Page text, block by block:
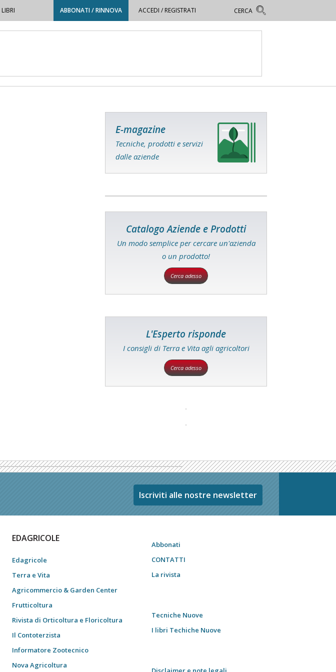
LIBRI ABBONATI / RINNOVA ACCEDI / REGISTRATI
E-magazine
Tecniche, prodotti e servizi
dalle aziende
Catalogo Aziende e Prodotti
Un modo semplice per cercare un'azienda
o un prodotto!
Cerca adesso
L'Esperto risponde
I consigli di Terra e Vita agli agricoltori
Cerca adesso
Iscriviti alle nostre newsletter
EDAGRICOLE
Edagricole
Terra e Vita
Agricommercio & Garden Center
Frutticoltura
Rivista di Orticoltura e Floricoltura
Il Contoterzista
Informatore Zootecnico
Nova Agricoltura
Abbonati
CONTATTI
La rivista
Tecniche Nuove
I libri Techiche Nuove